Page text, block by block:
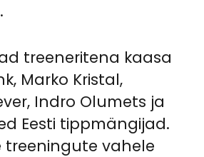
treeneritena kaasa
Marko Kristal,
Indro Olumets ja
Eesti tippmängijad.
treeningute vahele